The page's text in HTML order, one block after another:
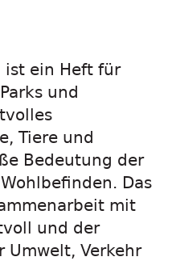
ist ein Heft für
und
Tiere und
Bedeutung der
Das
mit
und der
Umwelt, Verkehr